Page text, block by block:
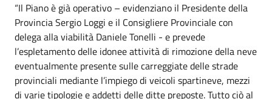
“Il Piano è già operativo – evidenziano il Presidente della
Provincia Sergio Loggi e il Consigliere Provinciale con
delega alla viabilità Daniele Tonelli - e prevede
l’espletamento delle idonee attività di rimozione della neve
eventualmente presente sulle carreggiate delle strade
provinciali mediante l’impiego di veicoli spartineve, mezzi
di varie tipologie e addetti delle ditte preposte. Tutto ciò al